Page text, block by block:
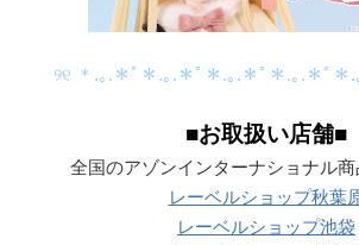
୨୧ ＊.｡.＊ﾟ＊.｡.＊ﾟ＊.｡.＊ﾟ＊.｡.＊ﾟ＊
■お取扱い店舗■
全国のアゾンインターナショナル
レーベルショップ秋葉
レーベルショップ池袋